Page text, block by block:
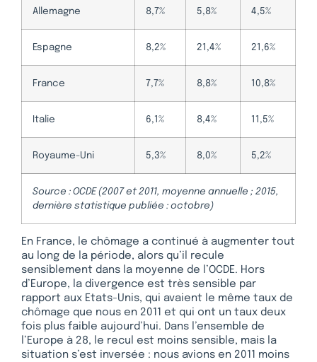
Allemagne 8,7% 5,8% 4,5%
Espagne 8,2% 21,4% 21,6%
France 7,7% 8,8% 10,8%
Italie 6,1% 8,4% 11,5%
Royaume-Uni 5,3% 8,0% 5,2%
Source : OCDE (2007 et 2011, moyenne annuelle ; 2015,
dernière statistique publiée : octobre)
En France, le chômage a continué à augmenter tout
au long de la période, alors qu’il recule
sensiblement dans la moyenne de l’OCDE. Hors
d’Europe, la divergence est très sensible par
rapport aux Etats-Unis, qui avaient le même taux de
chômage que nous en 2011 et qui ont un taux deux
fois plus faible aujourd’hui. Dans l’ensemble de
l’Europe à 28, le recul est moins sensible, mais la
situation s’est inversée : nous avions en 2011 moins